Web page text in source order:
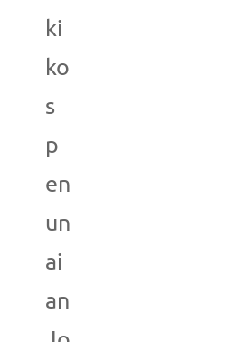
ki
ko
s
p
en
un
ai
an